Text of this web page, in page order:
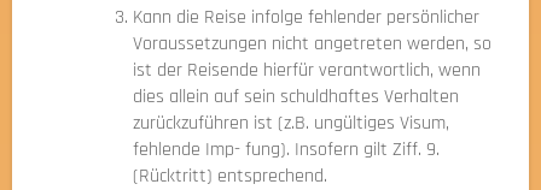
Kann die Reise infolge fehlender persönlicher
Voraussetzungen nicht angetreten werden, so
ist der Reisende hierfür verantwortlich, wenn
dies allein auf sein schuldhaftes Verhalten
zurückzuführen ist (z.B. ungültiges Visum,
fehlende Imp- fung). Insofern gilt Ziff. 9.
(Rücktritt) entsprechend.